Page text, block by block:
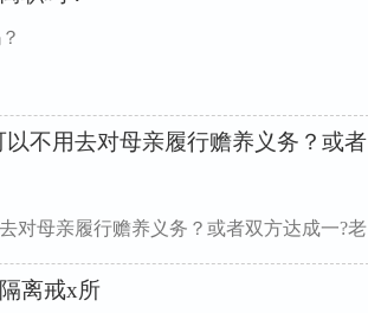
不用去对母亲履行赡养义务？或者
对母亲履行赡养义务？或者双方达成一?老
离戒x所